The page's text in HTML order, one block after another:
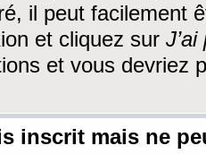
il peut facilement
et cliquez sur
et vous devriez
inscrit mais ne